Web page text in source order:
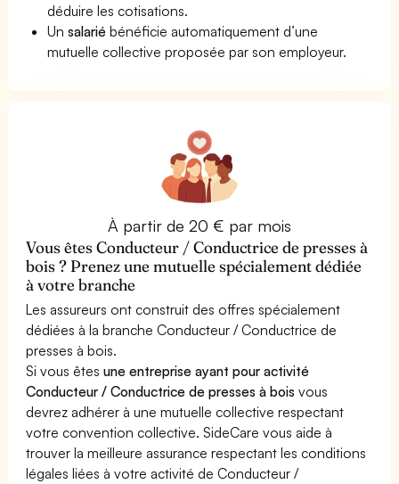
déduire les cotisations.
Unsalarié bénéficie automatiquement d’une
mutuelle collective proposée par son employeur.
À partir de 20 € par mois
Vous êtes Conducteur / Conductrice de presses à
bois ? Prenez une mutuelle spécialement dédiée
à votre branche
Les assureurs ont construit des offres spécialement
dédiées à la branche Conducteur / Conductrice de
presses à bois.
Si vous êtesune entreprise ayant pour activité
Conducteur / Conductrice de presses à bois vous
devrez adhérer à une mutuelle collective respectant
votre convention collective. SideCare vous aide à
trouver la meilleure assurance respectant les conditions
légales liées à votre activité de Conducteur /